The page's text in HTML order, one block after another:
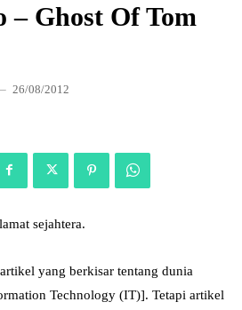
– Ghost Of Tom
26/08/2012
sejahtera.
yang berkisar tentang dunia
Technology (IT)]. Tetapi artikel